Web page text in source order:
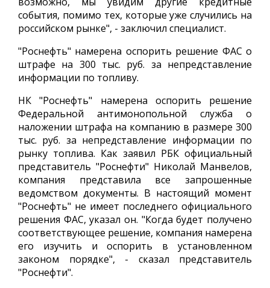
события, помимо тех, которые уже случились на
российском рынке", - заключил специалист.
"Роснефть" намерена оспорить решение ФАС о
штрафе на 300 тыс. руб. за непредставление
информации по топливу.
НК "Роснефть" намерена оспорить решение
Федеральной антимонопольной служба о
наложении штрафа на компанию в размере 300
тыс. руб. за непредставление информации по
рынку топлива. Как заявил РБК официальный
представитель "Роснефти" Николай Манвелов,
компания представила все запрошенные
ведомством документы. В настоящий момент
"Роснефть" не имеет последнего официального
решения ФАС, указал он. "Когда будет получено
соответствующее решение, компания намерена
его изучить и оспорить в установленном
законом порядке", - сказал представитель
"Роснефти".